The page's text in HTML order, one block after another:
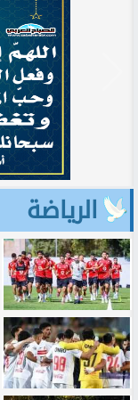
الرياضة